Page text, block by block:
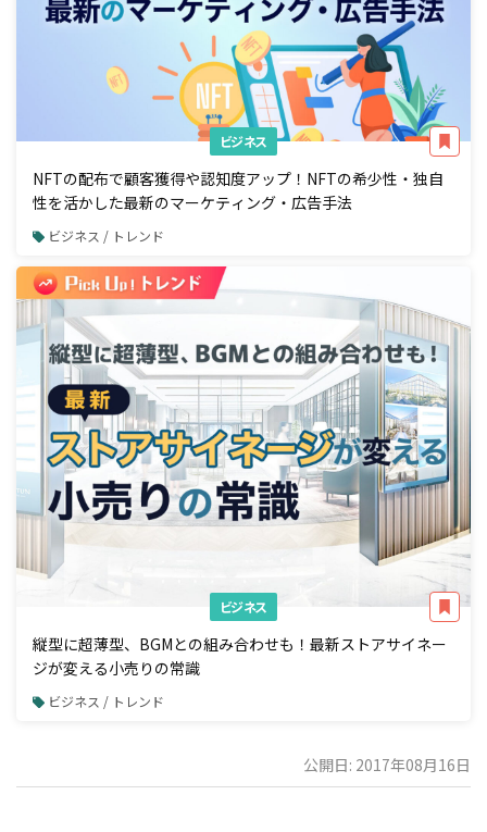
ビジネス
NFTの配布で顧客獲得や認知度アップ！NFTの希少性・独自
性を活かした最新のマーケティング・広告手法
ビジネス / トレンド
ビジネス
縦型に超薄型、BGMとの組み合わせも！最新ストアサイネー
ジが変える小売りの常識
ビジネス / トレンド
公開日: 2017年08月16日